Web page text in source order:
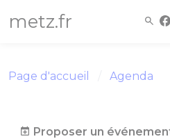
metz.fr
Page d'accueil Agenda
Proposer un